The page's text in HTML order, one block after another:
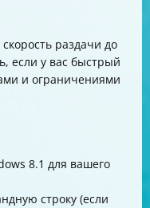
раздачи до
если у вас быстрый
и ограничениями
8.1 для вашего
строку (если